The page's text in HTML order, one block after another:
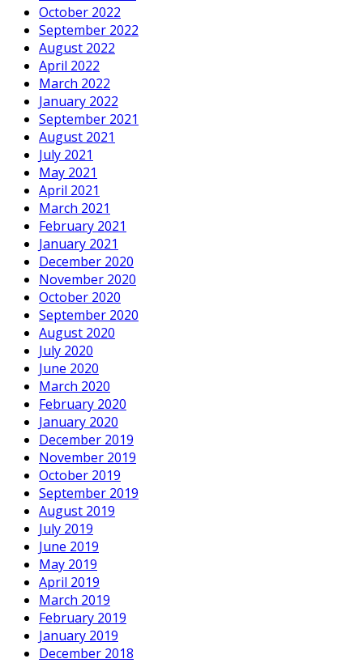
October 2022
September 2022
August 2022
April 2022
March 2022
January 2022
September 2021
August 2021
July 2021
May 2021
April 2021
March 2021
February 2021
January 2021
December 2020
November 2020
October 2020
September 2020
August 2020
July 2020
June 2020
March 2020
February 2020
January 2020
December 2019
November 2019
October 2019
September 2019
August 2019
July 2019
June 2019
May 2019
April 2019
March 2019
February 2019
January 2019
December 2018